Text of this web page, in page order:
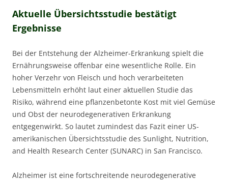
Aktuelle Übersichtsstudie bestätigt
Ergebnisse
Bei der Entstehung der Alzheimer-Erkrankung spielt die
Ernährungsweise offenbar eine wesentliche Rolle. Ein
hoher Verzehr von Fleisch und hoch verarbeiteten
Lebensmitteln erhöht laut einer aktuellen Studie das
Risiko, während eine pflanzenbetonte Kost mit viel Gemüse
und Obst der neurodegenerativen Erkrankung
entgegenwirkt. So lautet zumindest das Fazit einer US-
amerikanischen Übersichtsstudie des Sunlight, Nutrition,
and Health Research Center (SUNARC) in San Francisco.
Alzheimer ist eine fortschreitende neurodegenerative